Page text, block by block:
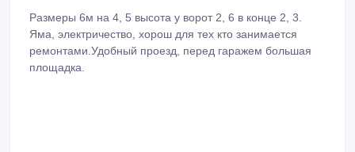
Размеры 6м на 4, 5 высота у ворот 2, 6 в конце 2, 3.
Яма, электричество, хорош для тех кто занимается
ремонтами.Удобный проезд, перед гаражем большая
площадка.